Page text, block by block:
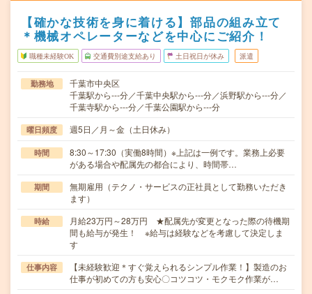
【確かな技術を身に着ける】部品の組み立て
＊機械オペレーターなどを中心にご紹介！
職種未経験OK 交通費別途支給あり 土日祝日が休み 派遣
勤務地
千葉市中央区
千葉駅から---分／千葉中央駅から---分／浜野駅から---分／
千葉寺駅から---分／千葉公園駅から---分
曜日頻度 週5日／月～金（土日休み）
時間
8:30～17:30（実働8時間）※上記は一例です。業務上必要
がある場合や配属先の都合により、時間帯…
期間
無期雇用（テクノ・サービスの正社員として勤務いただき
ます）
時給
月給23万円～28万円 ★配属先が変更となった際の待機期
間も給与が発生！ ※給与は経験などを考慮して決定しま
す
仕事内容
【未経験歓迎＊すぐ覚えられるシンプル作業！】製造のお
仕事が初めての方も安心〇コツコツ・モクモク作業が…